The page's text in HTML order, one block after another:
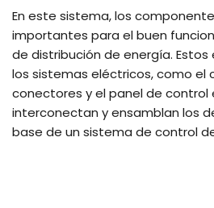
En este sistema, los
importantes para el buen
de distribución de energía.
los sistemas eléctricos, como el
conectores y el panel de control
interconectan y ensamblan los
base de un sistema de control